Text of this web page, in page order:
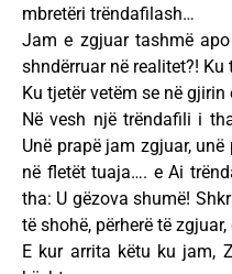
mbretëri trëndafilash…
Jam e zgjuar tashmë
shndërruar në realitet?!
Ku tjetër vetëm se në
Në vesh një trëndafili i
Unë prapë jam zgjuar,
në fletët tuaja…. e Ai
tha: U gëzova shumë!
të shohë, përherë të
E kur arrita këtu ku jam,